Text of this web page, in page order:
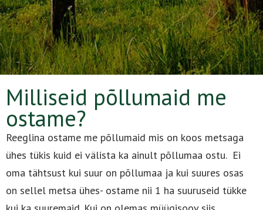
Milliseid põllumaid me
ostame?
Reeglina ostame me põllumaid mis on koos metsaga
ühes tükis kuid ei välista ka ainult põllumaa ostu. Ei
oma tähtsust kui suur on põllumaa ja kui suures osas
on sellel metsa ühes- ostame nii 1 ha suuruseid tükke